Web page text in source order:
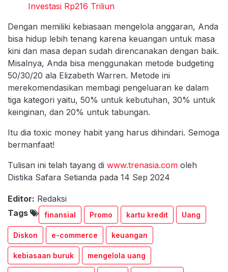
Investasi Rp216 Triliun
Dengan memiliki kebiasaan mengelola anggaran, Anda
bisa hidup lebih tenang karena keuangan untuk masa
kini dan masa depan sudah direncanakan dengan baik.
Misalnya, Anda bisa menggunakan metode budgeting
50/30/20 ala Elizabeth Warren. Metode ini
merekomendasikan membagi pengeluaran ke dalam
tiga kategori yaitu, 50% untuk kebutuhan, 30% untuk
keinginan, dan 20% untuk tabungan.
Itu dia toxic money habit yang harus dihindari. Semoga
bermanfaat!
Tulisan ini telah tayang di www.trenasia.com oleh
Distika Safara Setianda pada 14 Sep 2024
Editor: Redaksi
Tags
finansial Promo kartu kredit Uang
Diskon e-commerce keuangan
kebiasaan buruk mengelola uang